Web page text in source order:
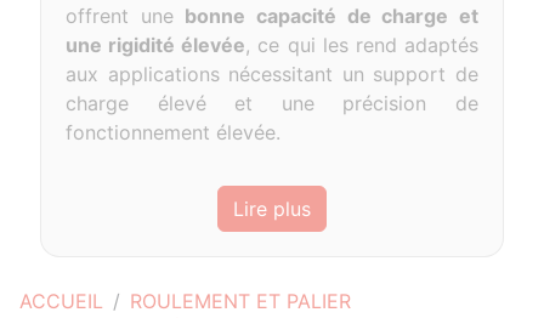
ACCUEIL
ROULEMENT ET PALIER
offrent une bonne capacité de charge et
une rigidité élevée, ce qui les rend adaptés
aux applications nécessitant un support de
charge élevé et une précision de
fonctionnement élevée.
Lire plus